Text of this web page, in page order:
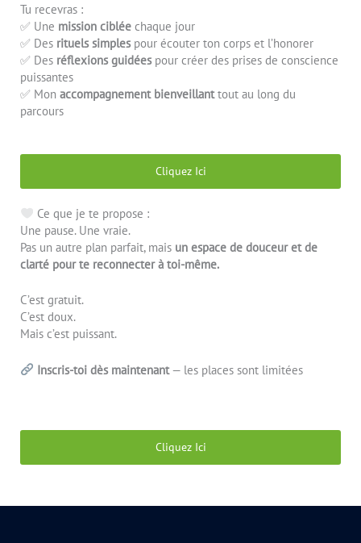
Tu recevras :
✅ Une mission ciblée chaque jour
✅ Des rituels simplespour écouter ton corps et l’honorer
✅ Des réflexions guidéespour créer des prises de conscience
puissantes
✅ Mon accompagnement bienveillant tout au long du
parcours
Cliquez Ici
Ce que je te propose :
Une pause. Une vraie.
Pas un autre plan parfait, mais un espace de douceur et de
clarté pour te reconnecter à toi-même.
C’est gratuit.
C’est doux.
Mais c’est puissant.
Inscris-toi dès maintenant— les places sont limitées
Cliquez Ici